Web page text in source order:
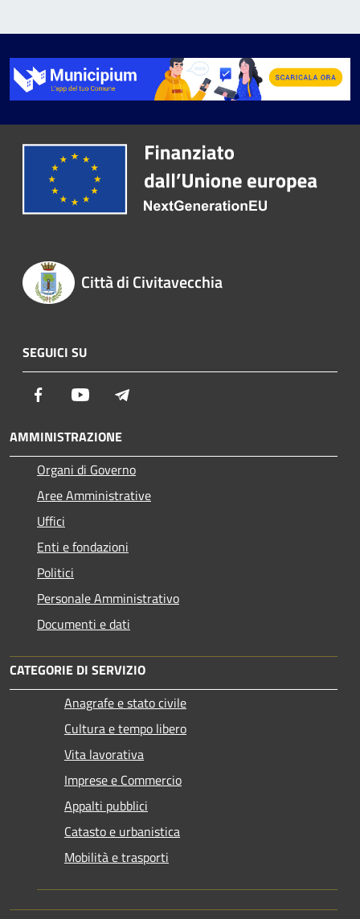
Città di Civitavecchia
SEGUICI SU
Facebook Youtube
AMMINISTRAZIONE
Organi di Governo
Aree Amministrative
Uffici
Enti e fondazioni
Politici
Personale Amministrativo
Documenti e dati
CATEGORIE DI SERVIZIO
Anagrafe e stato civile
Cultura e tempo libero
Vita lavorativa
Imprese e Commercio
Appalti pubblici
Catasto e urbanistica
Mobilità e trasporti